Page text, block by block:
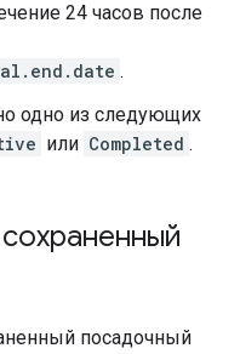
24 часов после
.
одно из следующих
или Completed .
посадочный